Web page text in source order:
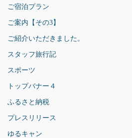
ご宿泊プラン
ご案内【その3】
ご紹介いただきました。
スタッフ旅行記
スポーツ
トップバナー４
ふるさと納税
プレスリリース
ゆるキャン